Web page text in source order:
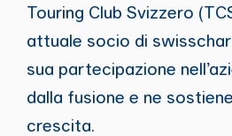
Touring Club Svizzero
attuale socio di
sua partecipazione
dalla fusione e ne
crescita.